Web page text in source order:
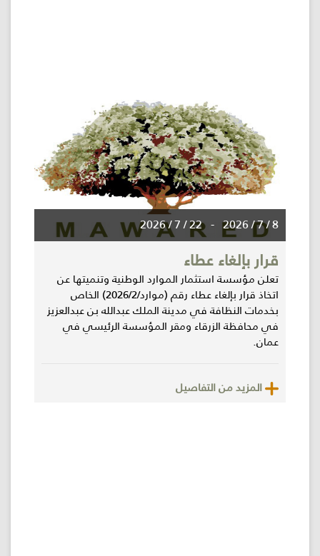
8 / 7 / 2026
-
22 / 7 / 2026
قرار بإلغاء عطاء
تعلن مؤسسة استثمار الموارد الوطنية وتنميتها عن
اتخاذ قرار بإلغاء عطاء رقم (موارد/2026/2) الخاص
بخدمات النظافة في مدينة الملك عبدالله بن عبدالعزيز
في محافظة الزرقاء ومقر المؤسسة الرئيسي في
عمان.
المزيد من التفاصيل